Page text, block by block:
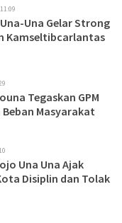
Una Gelar Strong
Kamseltibcarlantas
Tegaskan GPM
Masyarakat
Una Una Ajak
Disiplin dan Tolak